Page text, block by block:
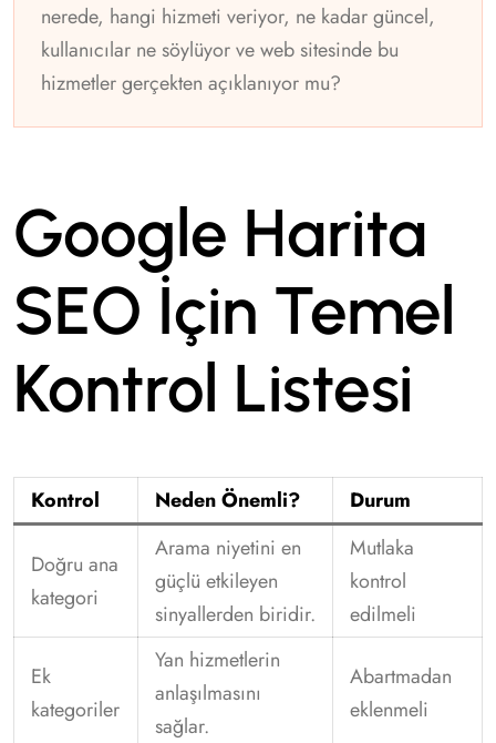
nerede, hangi hizmeti veriyor, ne kadar güncel,
kullanıcılar ne söylüyor ve web sitesinde bu
hizmetler gerçekten açıklanıyor mu?
Google Harita
SEO İçin Temel
Kontrol Listesi
Kontrol Neden Önemli? Durum
Doğru ana
kategori
Arama niyetini en
güçlü etkileyen
sinyallerden biridir.
Mutlaka
kontrol
edilmeli
Ek
kategoriler
Yan hizmetlerin
anlaşılmasını
sağlar.
Abartmadan
eklenmeli